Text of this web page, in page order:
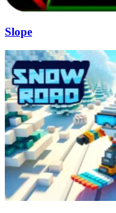
Slope